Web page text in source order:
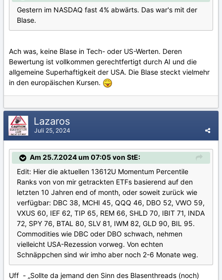
Gestern im NASDAQ fast 4% abwärts. Das war's mit der
Blase.
Ach was, keine Blase in Tech- oder US-Werten. Deren
Bewertung ist vollkommen gerechtfertigt durch AI und die
allgemeine Superhaftigkeit der USA. Die Blase steckt vielmehr
in den europäischen Kursen.
Lazaros
Juli 25, 2024
Am 25.7.2024 um 07:05 von StE:
Edit: Hier die aktuellen 13612U Momentum Percentile
Ranks von von mir getrackten ETFs basierend auf den
letzten 10 Jahren end of month, oder soweit zurück wie
verfügbar: DBC 38, MCHI 45, QQQ 46, DBO 52, VWO 59,
VXUS 60, IEF 62, TIP 65, REM 66, SHLD 70, IBIT 71, INDA
72, SPY 76, BTAL 80, SLV 81, IWM 82, GLD 90, BIL 95.
Commodities wie DBC oder DBO schwach, nehmen
vielleicht USA-Rezession vorweg. Von echten
Schnäppchen sind wir imho aber noch 2-6 Monate weg.
Uff - „Sollte da jemand den Sinn des Blasenthreads (noch)